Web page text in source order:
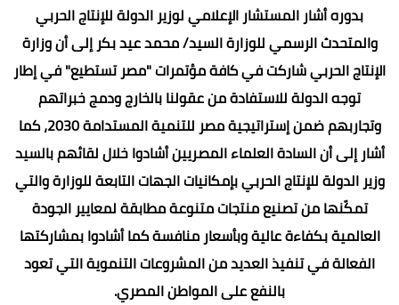
بدوره أشار المستشار الإعلامي لوزير الدولة للإنتاج الحربي
والمتحدث الرسمي للوزارة السيد/ محمد عيد بكر إلى أن وزارة
الإنتاج الحربي شاركت في كافة مؤتمرات "مصر تستطيع" في إطار
توجه الدولة للاستفادة من عقولنا بالخارج ودمج خبراتهم
وتجاربهم ضمن إستراتيجية مصر للتنمية المستدامة 2030، كما
أشار إلى أن السادة العلماء المصريين أشادوا خلال لقائهم بالسيد
وزير الدولة للإنتاج الحربي بإمكانيات الجهات التابعة للوزارة والتي
تمكّنها من تصنيع منتجات متنوعة مطابقة لمعايير الجودة
العالمية بكفاءة عالية وبأسعار منافسة كما أشادوا بمشاركتها
الفعالة في تنفيذ العديد من المشروعات التنموية التي تعود
بالنفع على المواطن المصري.